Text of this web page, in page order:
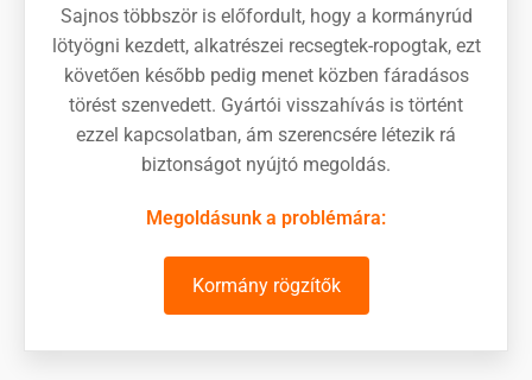
Sajnos többször is előfordult, hogy a kormányrúd
lötyögni kezdett, alkatrészei recsegtek-ropogtak, ezt
követően később pedig menet közben fáradásos
törést szenvedett. Gyártói visszahívás is történt
ezzel kapcsolatban, ám szerencsére létezik rá
biztonságot nyújtó megoldás.
Megoldásunk a problémára:
Kormány rögzítők